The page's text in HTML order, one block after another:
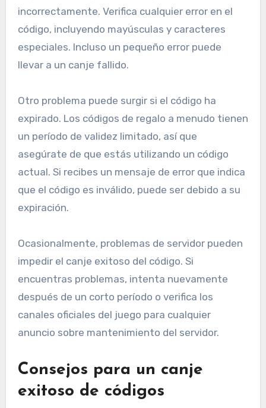
incorrectamente. Verifica cualquier error en el
código, incluyendo mayúsculas y caracteres
especiales. Incluso un pequeño error puede
llevar a un canje fallido.
Otro problema puede surgir si el código ha
expirado. Los códigos de regalo a menudo tienen
un período de validez limitado, así que
asegúrate de que estás utilizando un código
actual. Si recibes un mensaje de error que indica
que el código es inválido, puede ser debido a su
expiración.
Ocasionalmente, problemas de servidor pueden
impedir el canje exitoso del código. Si
encuentras problemas, intenta nuevamente
después de un corto período o verifica los
canales oficiales del juego para cualquier
anuncio sobre mantenimiento del servidor.
Consejos para un canje
exitoso de códigos